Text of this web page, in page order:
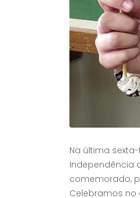
Na última
Independência
comemorado,
Celebramos